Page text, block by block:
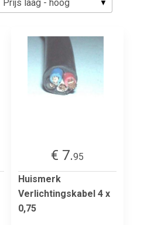
€ 7.95
Huismerk
Verlichtingskabel 4 x
0,75